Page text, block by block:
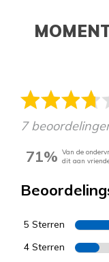
7
71% Van de
dit aan
5 Sterren
4 Sterren